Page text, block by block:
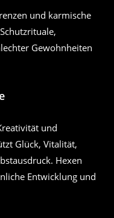
und karmische
Gewohnheiten
und
Glück, Vitalität,
Hexen
Entwicklung und